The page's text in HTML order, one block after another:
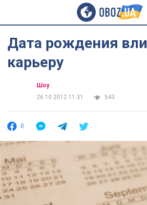
Дата рождения
карьеру
Шоу
26.10.2012 11:31
543
0